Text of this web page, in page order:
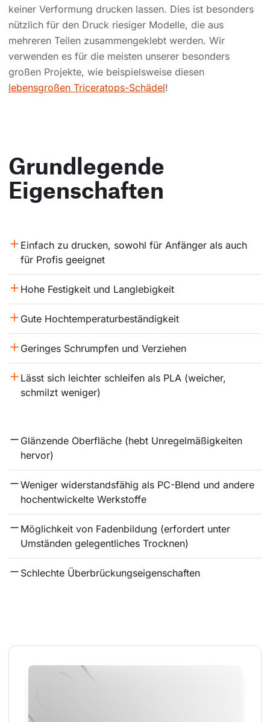
keiner Verformung drucken lassen. Dies ist besonders
nützlich für den Druck riesiger Modelle, die aus
mehreren Teilen zusammengeklebt werden. Wir
verwenden es für die meisten unserer besonders
großen Projekte, wie beispielsweise diesen
lebensgroßen Triceratops-Schädel!
Grundlegende
Eigenschaften
Einfach zu drucken, sowohl für Anfänger als auch
für Profis geeignet
Hohe Festigkeit und Langlebigkeit
Gute Hochtemperaturbeständigkeit
Geringes Schrumpfen und Verziehen
Lässt sich leichter schleifen als PLA (weicher,
schmilzt weniger)
Glänzende Oberfläche (hebt Unregelmäßigkeiten
hervor)
Weniger widerstandsfähig als PC-Blend und andere
hochentwickelte Werkstoffe
Möglichkeit von Fadenbildung (erfordert unter
Umständen gelegentliches Trocknen)
Schlechte Überbrückungseigenschaften